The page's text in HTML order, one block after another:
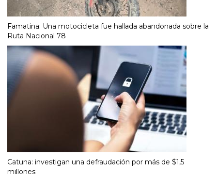
Famatina: Una motocicleta fue hallada abandonada sobre la
Ruta Nacional 78
Catuna: investigan una defraudación por más de $1,5
millones